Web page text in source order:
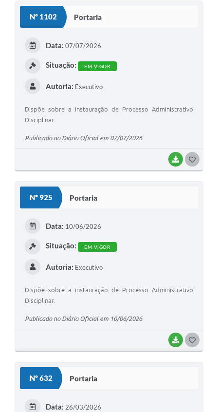
Nº 1102 Portaria
BAIXAR
Data: 07/07/2026
Situação: EM VIGOR
Autoria: Executivo
Dispõe sobre a instauração de Processo Administrativo
Disciplinar.
Publicado no Diário Oficial em 07/07/2026
Nº 925 Portaria
BAIXAR
Data: 10/06/2026
Situação: EM VIGOR
Autoria: Executivo
Dispõe sobre a instauração de Processo Administrativo
Disciplinar.
Publicado no Diário Oficial em 10/06/2026
Nº 632 Portaria
Data: 26/03/2026